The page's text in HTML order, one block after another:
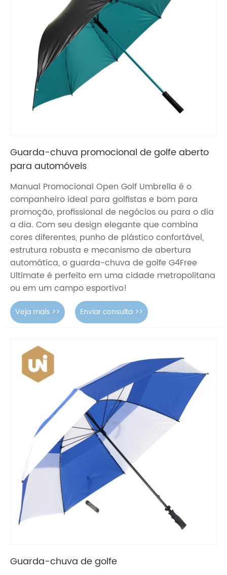
Guarda-chuva promocional de golfe aberto
para automóveis
Manual Promocional Open Golf Umbrella é o
companheiro ideal para golfistas e bom para
promoção, profissional de negócios ou para o dia
a dia. Com seu design elegante que combina
cores diferentes, punho de plástico confortável,
estrutura robusta e mecanismo de abertura
automática, o guarda-chuva de golfe G4Free
Ultimate é perfeito em uma cidade metropolitana
ou em um campo esportivo!
Veja mais >> Enviar consulta >>
Guarda-chuva de golfe